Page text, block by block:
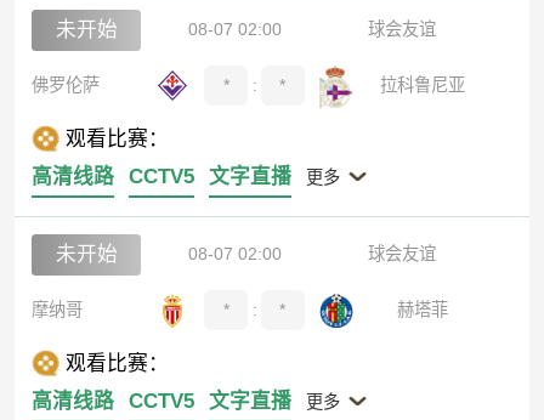
未开始 08-07 02:00 球会友谊
佛罗伦萨 * : * 拉科鲁尼亚
观看比赛：
高清线路
CCTV5 文字直播 更多
未开始 08-07 02:00 球会友谊
摩纳哥 * : * 赫塔菲
观看比赛：
高清线路
CCTV5 文字直播 更多